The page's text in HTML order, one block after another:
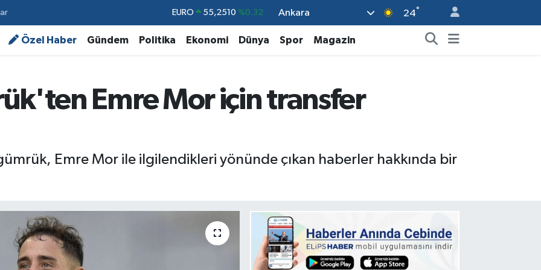
STERLİN 64,4811 %0.38
GRAM ALTIN 6660.55 %0
DOLAR 47,7436 %0.18
Ankara 24°
Özel Haber Gündem Politika Ekonomi Dünya Spor Magazin
Emre Mor için transfer
Emre Mor ile ilgilendikleri yönünde çıkan haberler hakkında bir